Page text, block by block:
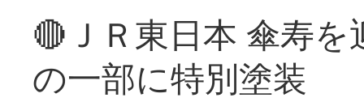
🔴ＪＲ東日本 傘寿
の一部に特別塗装